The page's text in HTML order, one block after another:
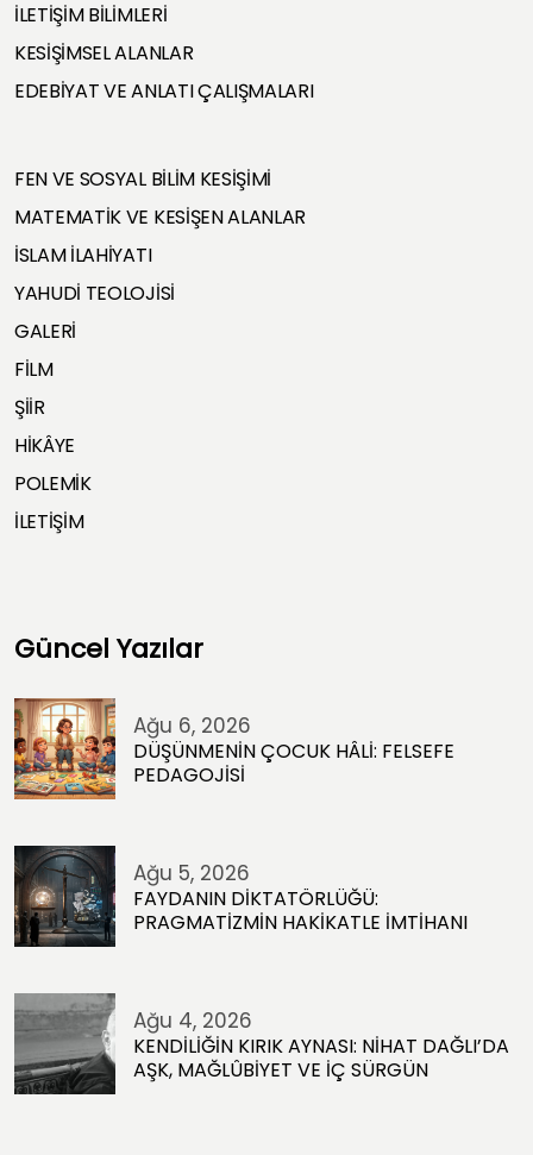
İLETİŞİM BİLİMLERİ
KESİŞİMSEL ALANLAR
EDEBİYAT VE ANLATI ÇALIŞMALARI
FEN VE SOSYAL BİLİM KESİŞİMİ
MATEMATİK VE KESİŞEN ALANLAR
İSLAM İLAHİYATI
YAHUDİ TEOLOJİSİ
GALERİ
FİLM
ŞİİR
HİKÂYE
POLEMİK
İLETİŞİM
Güncel Yazılar
Ağu 6, 2026
DÜŞÜNMENİN ÇOCUK HÂLİ: FELSEFE
PEDAGOJİSİ
Ağu 5, 2026
FAYDANIN DİKTATÖRLÜĞÜ:
PRAGMATİZMİN HAKİKATLE İMTİHANI
Ağu 4, 2026
KENDİLİĞİN KIRIK AYNASI: NİHAT DAĞLI’DA
AŞK, MAĞLÛBİYET VE İÇ SÜRGÜN